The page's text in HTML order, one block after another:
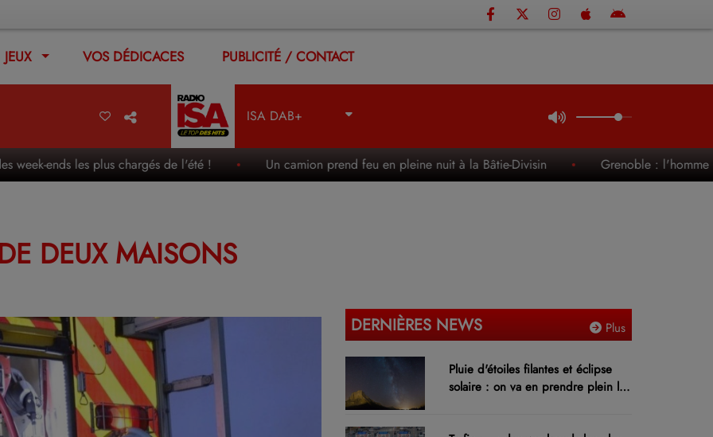
JEUX VOS DÉDICACES PUBLICITÉ / CONTACT
ISA DAB+
les plus chargés de l'été ! Un camion prend feu en pleine nuit à la Bâtie-Divisin Grenoble : l'homme
DEUX MAISONS
Plus
DERNIÈRES NEWS
Pluie d'étoiles filantes et éclipse
solaire : on va en prendre plein les